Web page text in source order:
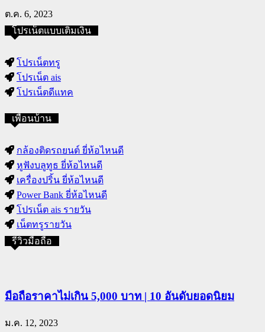
ต.ค. 6, 2023
โปรเน็ตแบบเติมเงิน
โปรเน็ตทรู
โปรเน็ต ais
โปรเน็ตดีแทค
เพื่อนบ้าน
กล้องติดรถยนต์ ยี่ห้อไหนดี
หูฟังบลูทูธ ยี่ห้อไหนดี
เครื่องปริ้น ยี่ห้อไหนดี
Power Bank ยี่ห้อไหนดี
โปรเน็ต ais รายวัน
เน็ตทรูรายวัน
รีวิวมือถือ
มือถือราคาไม่เกิน 5,000 บาท | 10 อันดับยอดนิยม
ม.ค. 12, 2023